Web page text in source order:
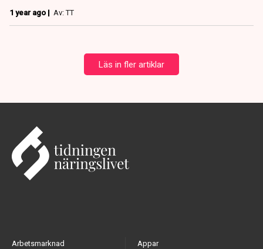
1 year ago | Av: TT
Läs in fler artiklar
Arbetsmarknad Appar